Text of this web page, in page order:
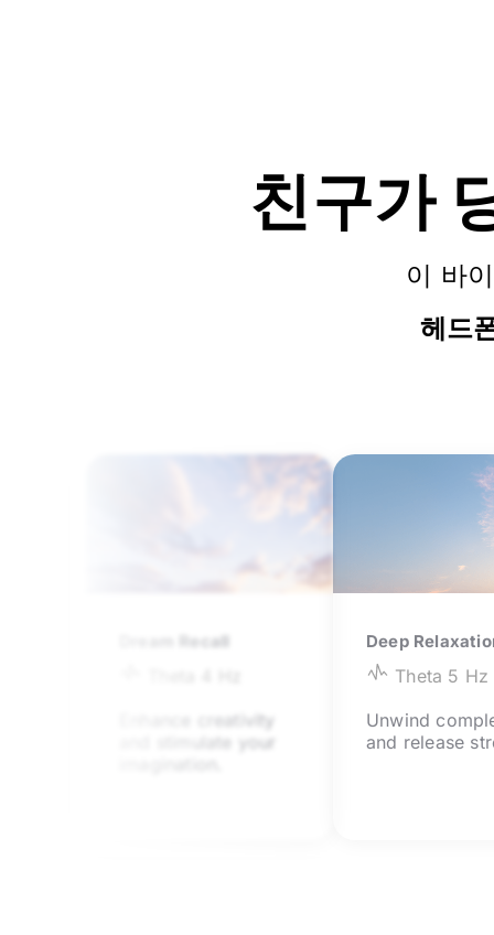
친구가
이 바
헤드
Dream Recall
Enhance creativity
and stimulate your
Deep
Theta 5 Hz
Unwind
and release